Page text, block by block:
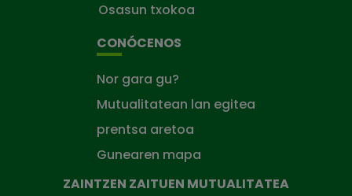
Osasun txokoa
CONÓCENOS
Nor gara gu?
Mutualitatean lan egitea
prentsa aretoa
Gunearen mapa
ZAINTZEN ZAITUEN MUTUALITATEA